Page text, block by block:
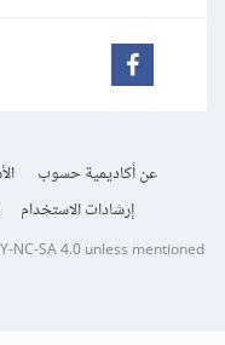
عن أكاديمية حسوب
إرشادات الاستخدام
NC-SA 4.0unless mentioned